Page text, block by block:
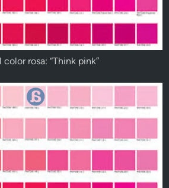
rosa: “Think pink”